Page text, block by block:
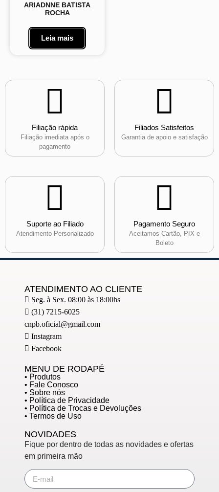
ARIADNNE BATISTA
ROCHA
Leia mais
Filiação rápida
Filiação imediata após o
pagamento
Filiados Satisfeitos
Garantia de apoio e satisfação
Suporte ao Filiado
Atendimento Personalizado
Pagamento Seguro
Aceitamos Cartão, PIX e
Boleto
ATENDIMENTO AO CLIENTE
Seg. à Sex. 08:00 às 18:00hs
(31) 7215-6025
cnpb.oficial@gmail.com
Instagram
Facebook
MENU DE RODAPÉ
• Produtos
• Fale Conosco
• Sobre nós
• Política de Privacidade
• Política de Trocas e Devoluções
• Termos de Uso
NOVIDADES
Fique por dentro de todas as novidades e ofertas
em primeira mão